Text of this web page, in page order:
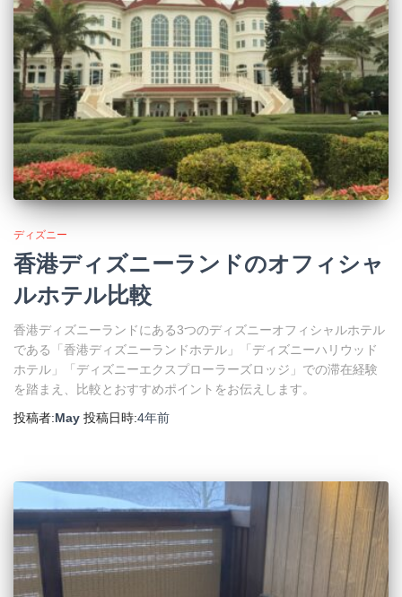
ディズニー
香港ディズニーランドのオフィシャ
ルホテル比較
香港ディズニーランドにある3つのディズニーオフィシャルホテル
である「香港ディズニーランドホテル」「ディズニーハリウッド
ホテル」「ディズニーエクスプローラーズロッジ」での滞在経験
を踏まえ、比較とおすすめポイントをお伝えします。
投稿者:May 投稿日時:4年前